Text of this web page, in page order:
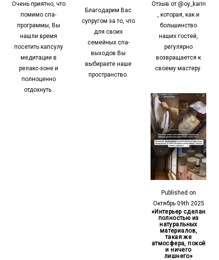
Очень приятно, что
помимо спа-
программы, Вы
нашли время
посетить капсулу
медитации в
релакс-зоне и
полноценно
отдохнуть.
Благодарим Вас
супругом за то, что
для своих
семейных спа-
выходов Вы
выбираете наше
пространство.
Отзыв от @oy_karin
, которая, как и
большинство
наших гостей,
регулярно
возвращается к
своему мастеру.
Published on
Октябрь 09th 2025
«Интерьер сделан
полностью из
натуральных
материалов,
такая же
атмосфера, покой
и ничего
лишнего»